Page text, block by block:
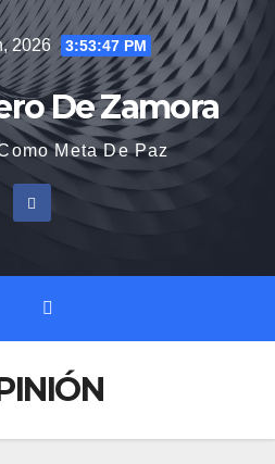
2026 3:53:47 PM
De Zamora
Meta De Paz